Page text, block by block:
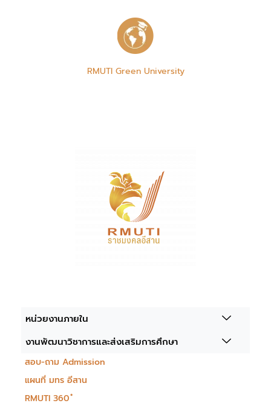
RMUTI Green University
หน่วยงานภายใน
งานพัฒนาวิชาการและส่งเสริมการศึกษา
สอบ-ถาม Admission
แผนที่ มทร อีสาน
RMUTI 360 ํ